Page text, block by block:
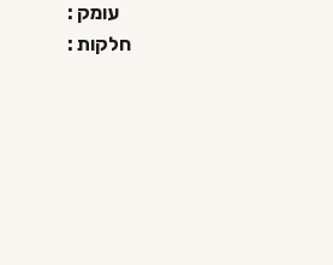
עומק :
חלקות :